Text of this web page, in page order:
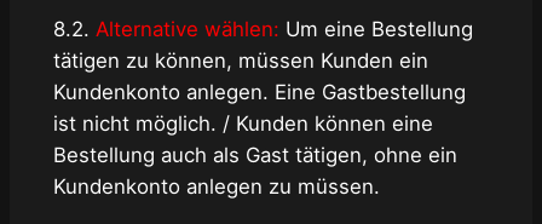
8.2. Alternative wählen: Um eine Bestellung
tätigen zu können, müssen Kunden ein
Kundenkonto anlegen. Eine Gastbestellung
ist nicht möglich. / Kunden können eine
Bestellung auch als Gast tätigen, ohne ein
Kundenkonto anlegen zu müssen.